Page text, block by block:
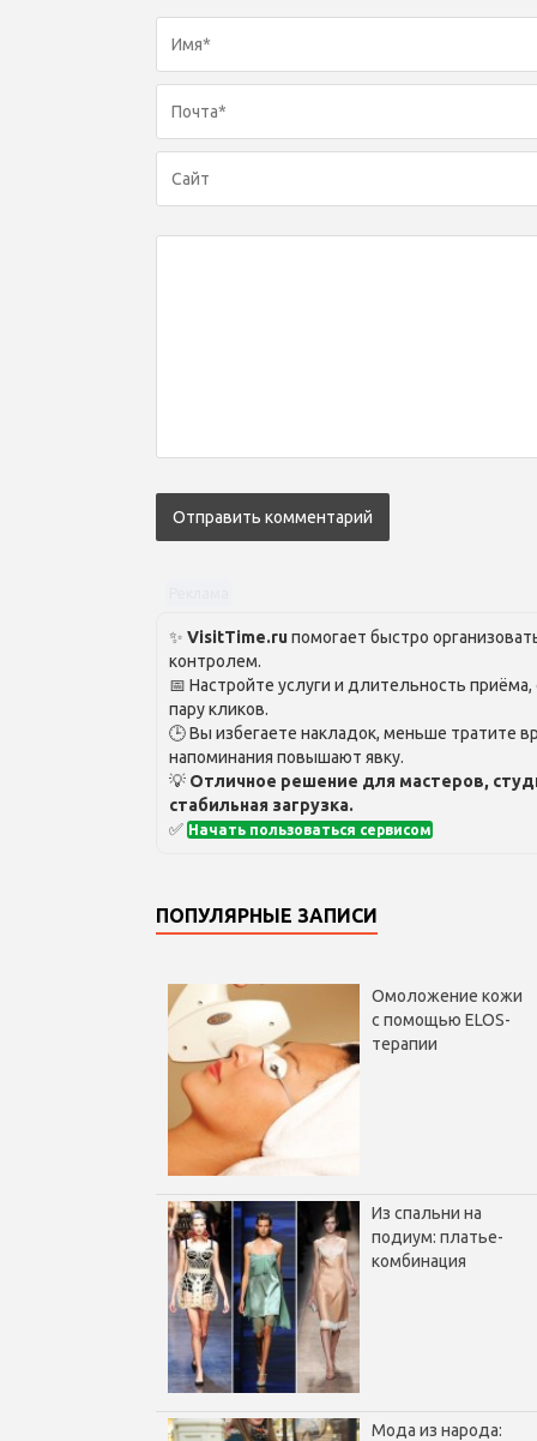
✨ VisitTime.ruпомогает быстро
контролем.
📅 Настройте услуги и длительность
пару кликов.
🕒 Вы избегаете накладок, меньше тратите
напоминания повышают явку.
💡 Отличное решение для мастеров,
стабильная загрузка.
✅ Начать пользоваться сервисом
ПОПУЛЯРНЫЕ ЗАПИСИ
Омоложение кожи
с помощью ELOS-
терапии
Из спальни на
подиум: платье-
комбинация
Мода из народа: